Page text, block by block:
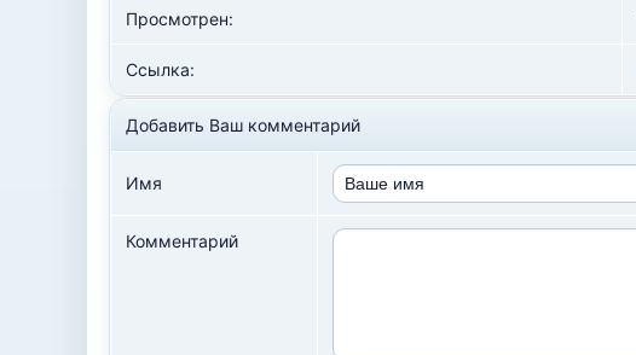
Просмотрен:
Ссылка:
Добавить Ваш комментарий
Имя
Комментарий